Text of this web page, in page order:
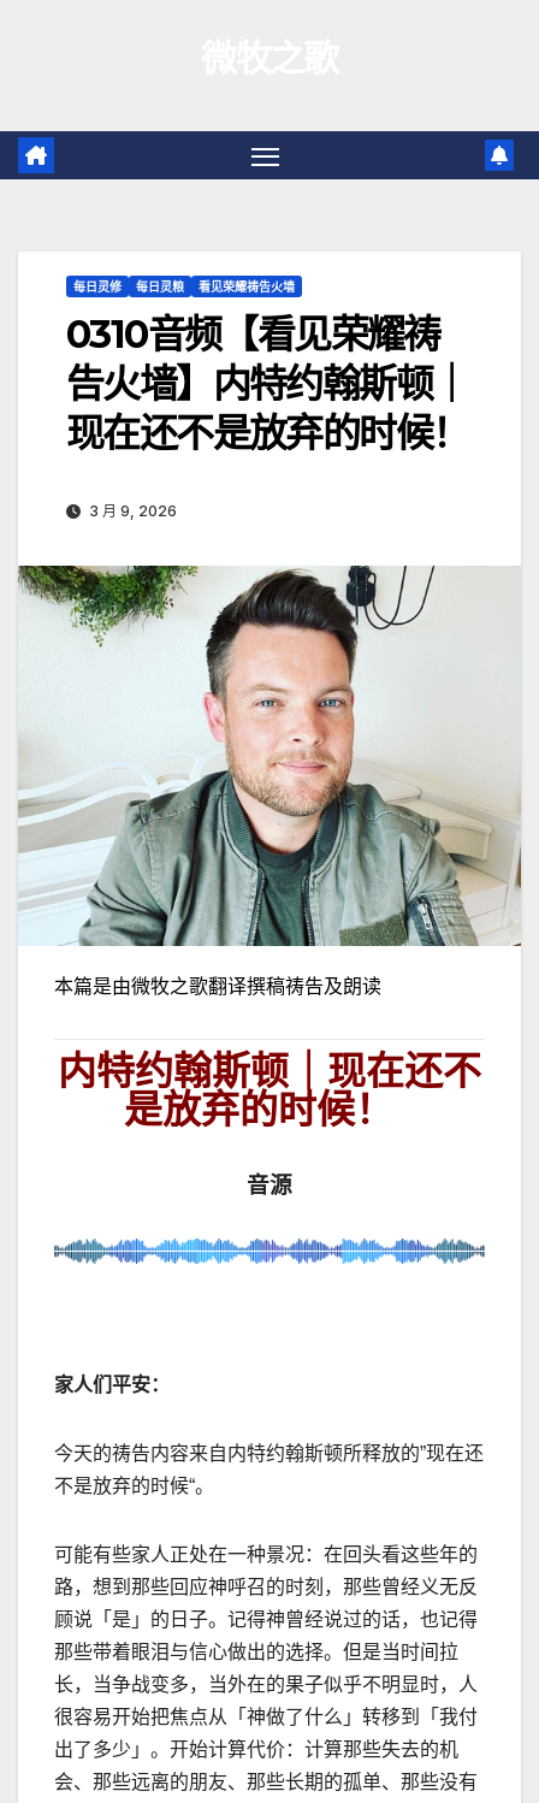
容
每日灵修 每日灵粮 看见荣耀祷告火墙
0310音频【看见荣耀祷
告火墙】内特约翰斯顿｜
现在还不是放弃的时候！
3 月 9, 2026
本篇是由微牧之歌翻译撰稿祷告及朗读
内特约翰斯顿｜现在还不
是放弃的时候！
音源
家人们平安：
今天的祷告内容来自内特约翰斯顿所释放的”现在还
不是放弃的时候“。
可能有些家人正处在一种景况：在回头看这些年的
路，想到那些回应神呼召的时刻，那些曾经义无反
顾说「是」的日子。记得神曾经说过的话，也记得
那些带着眼泪与信心做出的选择。 但是当时间拉
长，当争战变多，当外在的果子似乎不明显时，人
很容易开始把焦点从「神做了什么」转移到「我付
出了多少」。 开始计算代价：计算那些失去的机
会、那些远离的朋友、那些长期的孤单、那些没有